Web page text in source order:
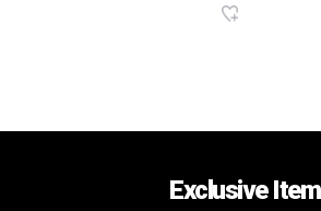
Exclusive Item